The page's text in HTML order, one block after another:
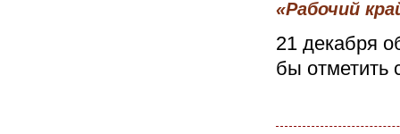
«Рабочий
21 декабря
бы отметить